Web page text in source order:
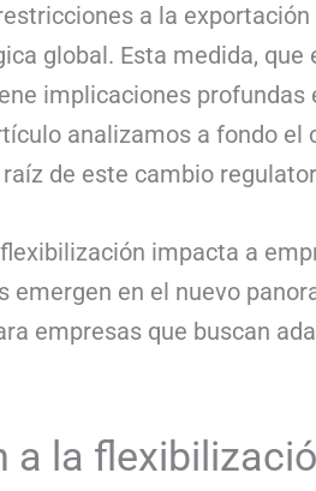
a la exportación
global. Esta medida, que
implicaciones profundas
analizamos a fondo el
de este cambio
impacta a
emergen en el nuevo
empresas que buscan
a la